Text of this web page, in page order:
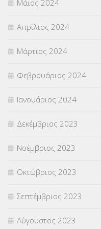
Μάιος 2024
Απρίλιος 2024
Μάρτιος 2024
Φεβρουάριος 2024
Ιανουάριος 2024
Δεκέμβριος 2023
Νοέμβριος 2023
Οκτώβριος 2023
Σεπτέμβριος 2023
Αύγουστος 2023